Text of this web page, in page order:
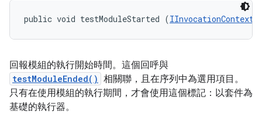
public void testModuleStarted (IInvocationContext
回報模組的執行開始時間。這個回呼與
testModuleEnded() 相關聯，且在序列中為選用項目。
只有在使用模組的執行期間，才會使用這個標記：以套件為
基礎的執行器。